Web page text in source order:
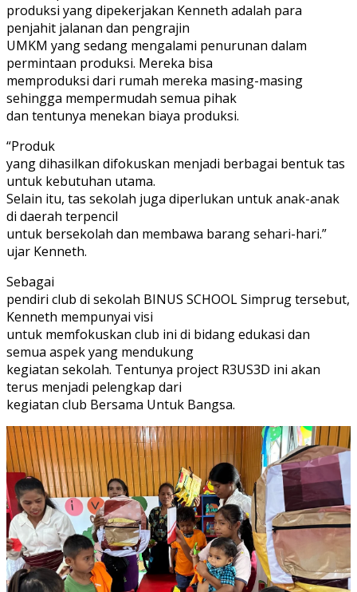
produksi yang dipekerjakan Kenneth adalah para
penjahit jalanan dan pengrajin
UMKM yang sedang mengalami penurunan dalam
permintaan produksi. Mereka bisa
memproduksi dari rumah mereka masing-masing
sehingga mempermudah semua pihak
dan tentunya menekan biaya produksi.
“Produk
yang dihasilkan difokuskan menjadi berbagai bentuk tas
untuk kebutuhan utama.
Selain itu, tas sekolah juga diperlukan untuk anak-anak
di daerah terpencil
untuk bersekolah dan membawa barang sehari-hari.”
ujar Kenneth.
Sebagai
pendiri club di sekolah BINUS SCHOOL Simprug tersebut,
Kenneth mempunyai visi
untuk memfokuskan club ini di bidang edukasi dan
semua aspek yang mendukung
kegiatan sekolah. Tentunya project R3US3D ini akan
terus menjadi pelengkap dari
kegiatan club Bersama Untuk Bangsa.